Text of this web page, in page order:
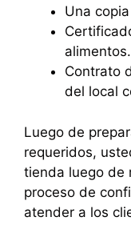
Una
alimentos.
Contrato
del local
Luego de
requeridos,
tienda luego de
proceso de
atender a los